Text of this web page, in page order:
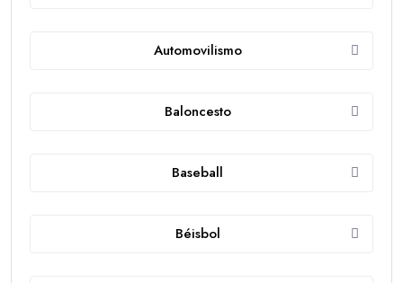
Automovilismo
Baloncesto
Baseball
Béisbol